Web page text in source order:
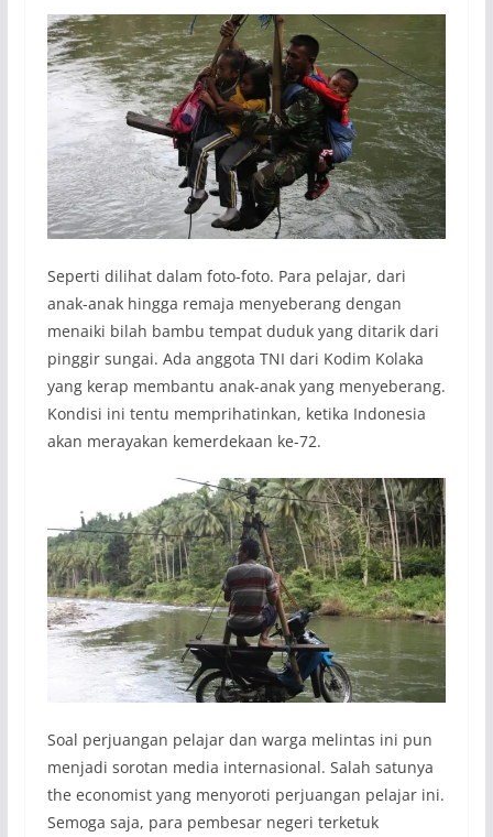
Seperti dilihat dalam foto-foto. Para pelajar, dari
anak-anak hingga remaja menyeberang dengan
menaiki bilah bambu tempat duduk yang ditarik dari
pinggir sungai. Ada anggota TNI dari Kodim Kolaka
yang kerap membantu anak-anak yang menyeberang.
Kondisi ini tentu memprihatinkan, ketika Indonesia
akan merayakan kemerdekaan ke-72.
Soal perjuangan pelajar dan warga melintas ini pun
menjadi sorotan media internasional. Salah satunya
the economist yang menyoroti perjuangan pelajar ini.
Semoga saja, para pembesar negeri terketuk